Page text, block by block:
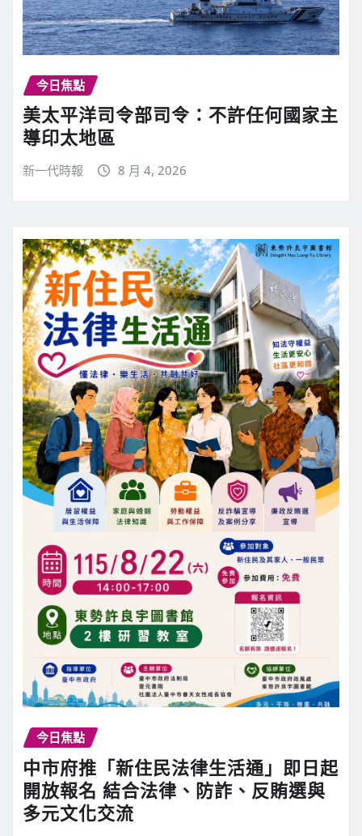
今日焦點
美太平洋司令部司令：不許任何國家主
導印太地區
新一代時報 8 月 4, 2026
今日焦點
中市府推「新住民法律生活通」即日起
開放報名 結合法律、防詐、反賄選與
多元文化交流